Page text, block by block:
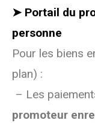
➤ Portail du
personne
Pour les biens
plan) :
– Les
promoteur